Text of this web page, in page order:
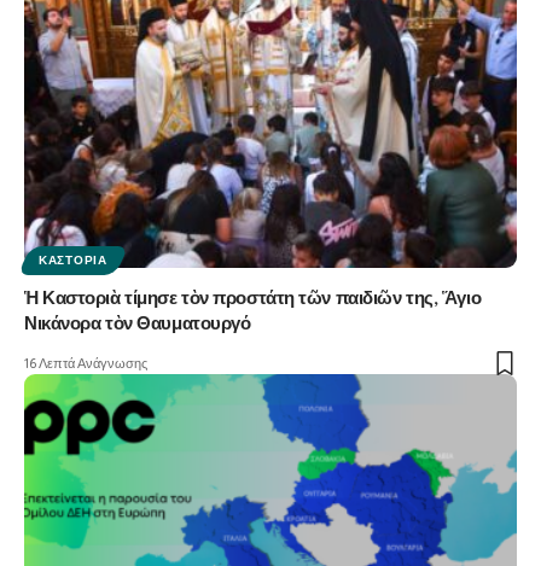
ΚΑΣΤΟΡΙΆ
Ἡ Καστοριὰ τίμησε τὸν προστάτη τῶν παιδιῶν της, Ἅγιο
Νικάνορα τὸν Θαυματουργό
16 Λεπτά Ανάγνωσης